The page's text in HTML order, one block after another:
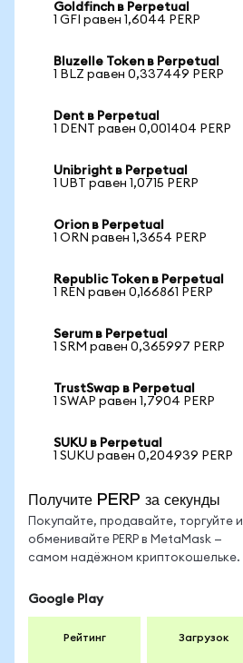
Goldfinch в Perpetual
1 GFI равен 1,6044 PERP
Bluzelle Token в Perpetual
1 BLZ равен 0,337449 PERP
Dent в Perpetual
1 DENT равен 0,001404 PERP
Unibright в Perpetual
1 UBT равен 1,0715 PERP
Orion в Perpetual
1 ORN равен 1,3654 PERP
Republic Token в Perpetual
1 REN равен 0,166861 PERP
Serum в Perpetual
1 SRM равен 0,365997 PERP
TrustSwap в Perpetual
1 SWAP равен 1,7904 PERP
SUKU в Perpetual
1 SUKU равен 0,204939 PERP
Получите PERP за секунды
Покупайте, продавайте, торгуйте и
обменивайте PERP в MetaMask —
самом надёжном криптокошельке.
Google Play
Рейтинг Загрузок